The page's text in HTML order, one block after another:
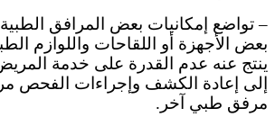
– تواضع إمكانيات بعض المرافق
بعض الأجهزة أو اللقاحات واللوازم
ينتج عنه عدم القدرة على خدمة
إلى إعادة الكشف وإجراءات الفحص
مرفق طبي آخر.